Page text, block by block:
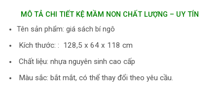
MÔ TẢ CHI TIẾT KỆ MẦM NON CHẤT LƯỢNG – UY TÍN
Tên sản phẩm: giá sách bí ngô
Kích thước: : 128,5 x 64 x 118 cm
Chất liệu: nhựa nguyên sinh cao cấp
Màu sắc: bắt mắt, có thể thay đổi theo yêu cầu.